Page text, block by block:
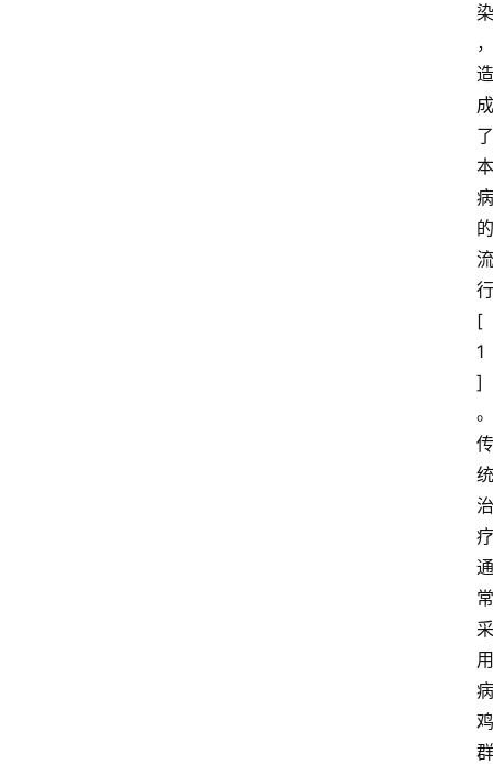
染
，
造
成
了
本
病
的
流
行
[
1
]
。
传
统
治
疗
通
常
采
用
病
鸡
群